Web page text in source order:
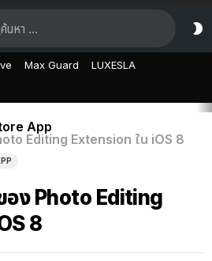
Max Guard LUXESLA
App
Editing Extension ใน iOS 8
อง Photo Editing
8